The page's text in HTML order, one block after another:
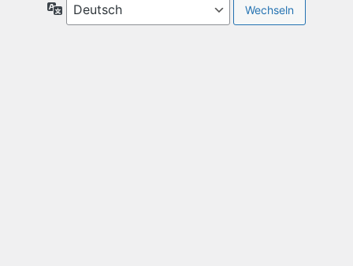
Sprache